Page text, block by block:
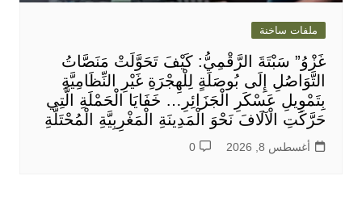
ملفات ساخنة
غَزْوُ” سَبْتَةَ الرَّقْمِيُّ: كَيْفَ تَحَوَّلَتْ مَنَصَّاتُ
التَّوَاصُلِ إِلَى بُوصَلَةٍ لِلْهِجْرَةِ غَيْرِ النِّظَامِيَّةِ
بِتَمْوِيلِ عَسْكَرِ الْجَزَائِرِ… خَفَايَا الْحَمْلَةِ الَّتِي
حَرَّكَتِ الْآلَافَ نَحْوَ الْمَدِينَةِ الْمَغْرِبِيَّةِ الْمُحْتَلَّةِ
أغسطس 8, 2026 0